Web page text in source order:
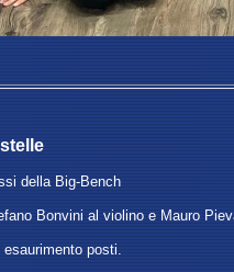
della Big-Bench
Bonvini al violino e Mauro
posti.